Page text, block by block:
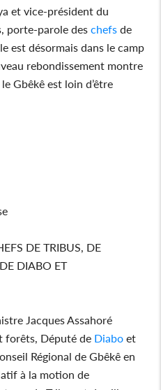
et vice-président du
porte-parole des chefs de
est désormais dans le camp
rebondissement montre
Gbêkê est loin d’être
DE TRIBUS, DE
DIABO ET
Jacques Assahoré
forêts, Député de Diabo et
Régional de Gbêkê en
à la motion de